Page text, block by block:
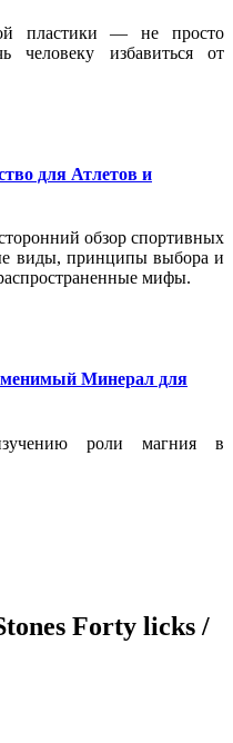
пластики — не просто
человеку избавиться от
для Атлетов и
обзор спортивных
виды, принципы выбора и
мифы.
Минерал для
роли магния в
Forty licks /